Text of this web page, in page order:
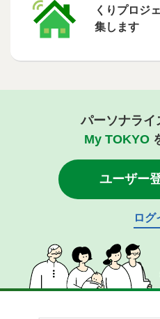
くりプロジ
集します
パーソナライ
My TOKYO
ユーザー
ログ